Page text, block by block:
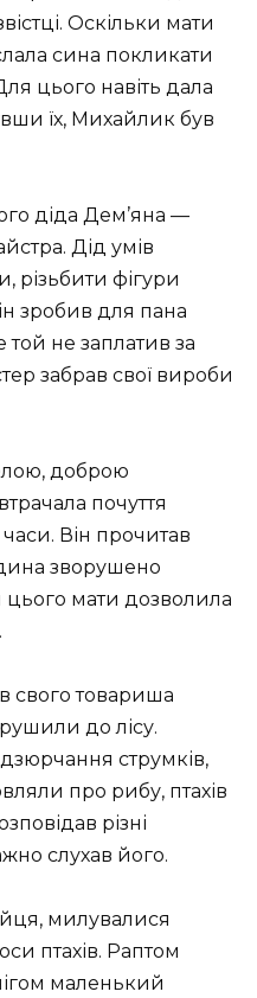
Оскільки мати
сина покликати
цього навіть дала
їх, Михайлик був
діда Дем’яна —
Дід умів
різьбити фігури
зробив для пана
той не заплатив за
забрав свої вироби
доброю
почуття
Він прочитав
зворушено
цього мати дозволила
свого товариша
до лісу.
струмків,
про рибу, птахів
різні
слухав його.
милувалися
птахів. Раптом
маленький